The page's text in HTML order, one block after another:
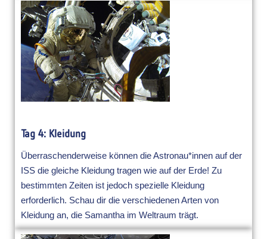
Tag 4: Kleidung
Überraschenderweise können die Astronau*innen auf der
ISS die gleiche Kleidung tragen wie auf der Erde! Zu
bestimmten Zeiten ist jedoch spezielle Kleidung
erforderlich. Schau dir die verschiedenen Arten von
Kleidung an, die Samantha im Weltraum trägt.